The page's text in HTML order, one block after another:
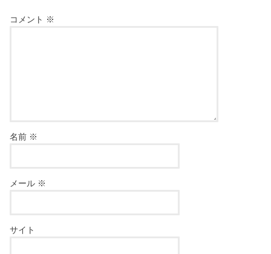
コメント ※
名前 ※
メール ※
サイト